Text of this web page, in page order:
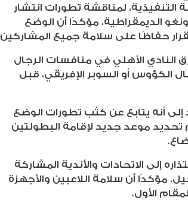
التنفيذية، لمناقشة تطورات انتشار
الديمقراطية، مؤكدًا أن الوضع
حفاظًا على سلامة جميع المشاركين
الأهلي في منافسات الرجال
الكؤوس أو السوبر الإفريقي، قبل
إلى أنه يتابع عن كثب تطورات الوضع
تحديد موعد جديد لإقامة البطولتين
.
إلى الاتحادات والأندية المشاركة
مؤكدًا أن سلامة اللاعبين والأجهزة
الأول.